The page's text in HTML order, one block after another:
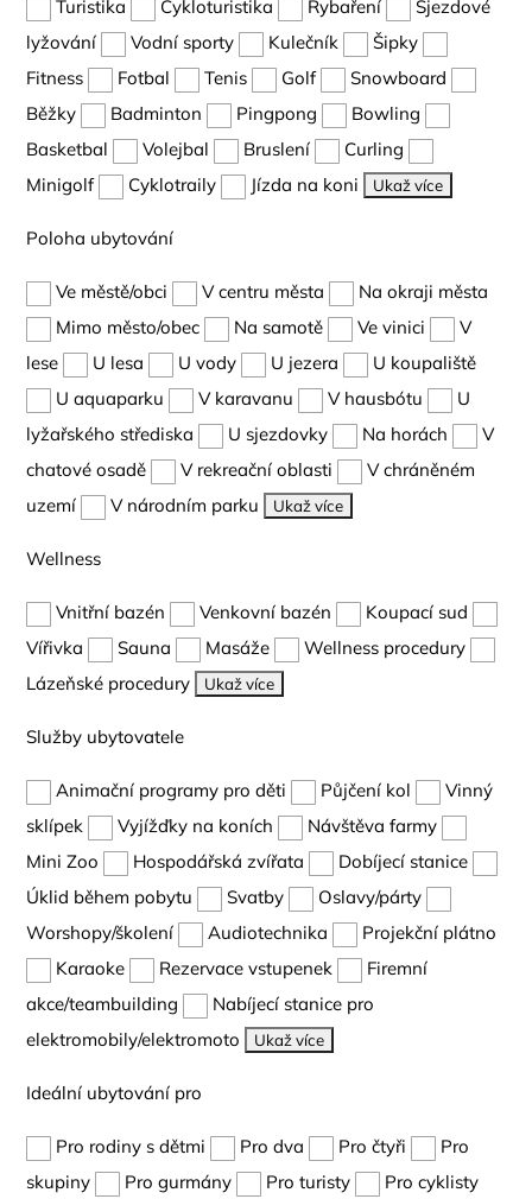
Turistika Cykloturistika Rybaření
Sjezdové
lyžování
Vodní sporty Kulečník
Šipky
Fitness
Fotbal Tenis Golf
Snowboard
Běžky
Badminton Pingpong
Bowling
Basketbal
Volejbal Bruslení
Curling
Minigolf
Cyklotraily Jízda na koni Ukaž více
Poloha ubytování
Ve městě/obci V centru města
Na okraji města
Mimo město/obec
Na samotě Ve vinici
V
lese
U lesa U vody U jezera
U koupaliště
U aquaparku
V karavanu V hausbótu
U
lyžařského střediska
U sjezdovky Na horách
V
chatové osadě
V rekreační oblasti
V chráněném
uzemí
V národním parku Ukaž více
Wellness
Vnitřní bazén Venkovní bazén
Koupací sud
Vířivka
Sauna Masáže
Wellness procedury
Lázeňské procedury
Ukaž více
Služby ubytovatele
Animační programy pro děti Půjčení kol
Vinný
sklípek
Vyjížďky na koních
Návštěva farmy
Mini Zoo
Hospodářská zvířata
Dobíjecí stanice
Úklid během pobytu
Svatby
Oslavy/párty
Worshopy/školení
Audiotechnika
Projekční plátno
Karaoke
Rezervace vstupenek
Firemní
akce/teambuilding
Nabíjecí stanice pro
elektromobily/elektromoto
Ukaž více
Ideální ubytování pro
Pro rodiny s dětmi Pro dva Pro čtyři
Pro
skupiny
Pro gurmány Pro turisty Pro cyklisty